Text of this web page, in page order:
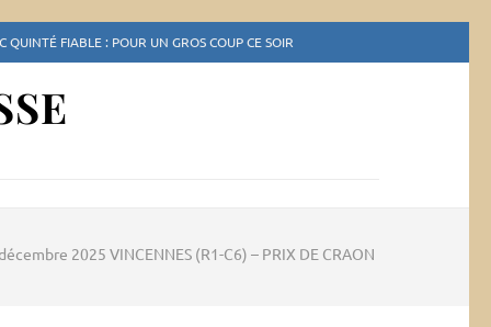
QUINTÉ FIABLE : POUR UN GROS COUP CE SOIR
2025 VINCENNES (R1-C6) – PRIX DE CRAON